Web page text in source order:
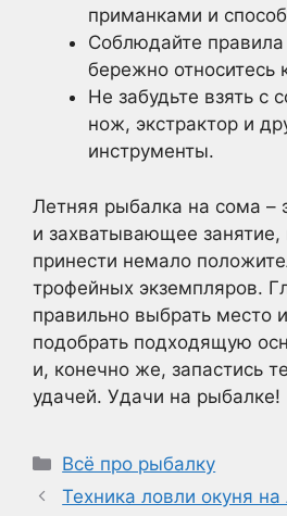
приманками и
Соблюдайте
бережно относитесь
Не забудьте взять с
нож, экстрактор и
инструменты.
Летняя рыбалка на сома –
и захватывающее
принести немало
трофейных экземпляров.
правильно выбрать место
подобрать подходящую
и, конечно же, запастись
удачей. Удачи на рыбалке!
Рубрики
Всё про рыбалку
Техника ловли окуня